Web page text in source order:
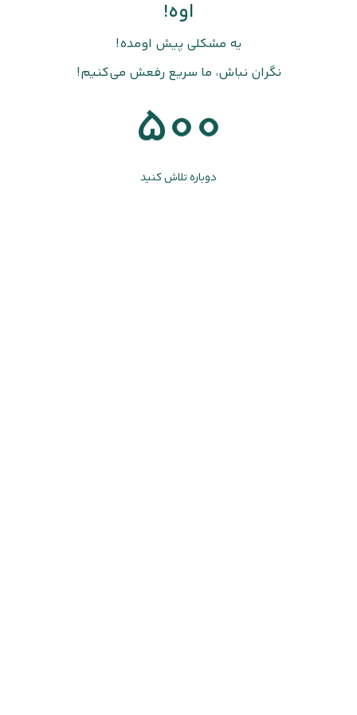
اوه!
یه مشکلی پیش اومده!
نگران نباش، ما سریع رفعش می‌کنیم!
500
دوباره تلاش کنید